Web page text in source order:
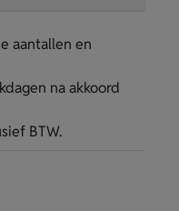
aantallen en
na akkoord
BTW.